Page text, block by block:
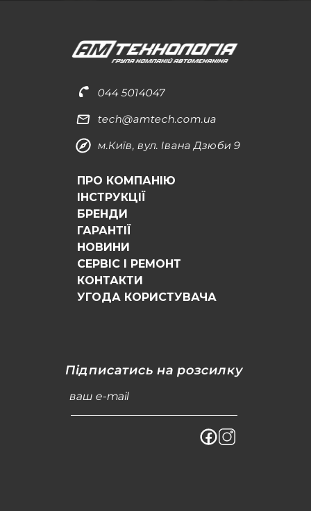
044 5014047
tech@amtech.com.ua
м.Київ, вул. Івана Дзюби 9
ПРО КОМПАНІЮ
ІНСТРУКЦІЇ
БРЕНДИ
ГАРАНТІЇ
НОВИНИ
СЕРВІС І РЕМОНТ
КОНТАКТИ
УГОДА КОРИСТУВАЧА
Підписатись на розсилку
ваш e-mail